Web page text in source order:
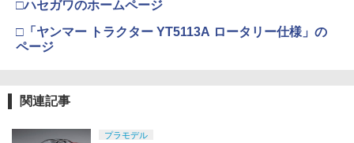
□ハセガワのホームページ
□「ヤンマー トラクター YT5113A ロータリー仕様」の
ページ
関連記事
プラモデル